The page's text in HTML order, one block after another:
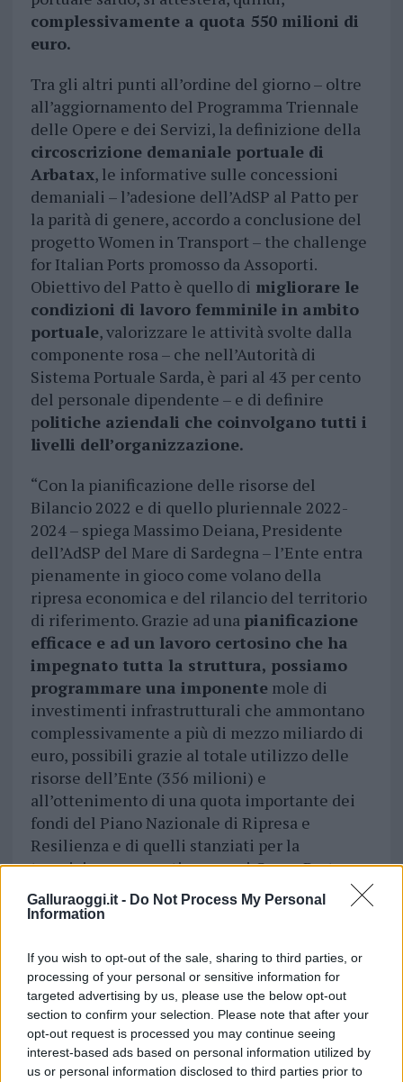
Galluraoggi.it - Do Not Process My Personal
Information
If you wish to opt-out of the sale, sharing to third parties, or
processing of your personal or sensitive information for
targeted advertising by us, please use the below opt-out
section to confirm your selection. Please note that after your
opt-out request is processed you may continue seeing
interest-based ads based on personal information utilized by
us or personal information disclosed to third parties prior to
complessivamente a quota 550 milioni di
euro.
Tra gli altri punti all’ordine del giorno – oltre
all’aggiornamento del Programma Triennale
delle Opere e dei Servizi, la definizione della
circoscrizione demaniale portuale di
Arbatax, le informative sulle concessioni
demaniali – l’adesione dell’AdSP al Patto per
la parità di genere, accordo a conclusione del
progetto Women in Transport – the challenge
for Italian Ports promosso da Assoporti.
Obiettivo del Patto è quello di migliorare le
condizioni di lavoro femminile in ambito
portuale, valorizzare le attività svolte dalla
componente rosa – che nell’Autorità di
Sistema Portuale Sarda, è pari al 43 per cento
del personale dipendente – e di definire
politiche aziendali che coinvolgano tutti i
livelli dell’organizzazione.
“Con la pianificazione delle risorse del
Bilancio 2022 e di quello pluriennale 2022-
2024 – spiega Massimo Deiana, Presidente
dell’AdSP del Mare di Sardegna – l’Ente entra
pienamente in gioco come volano della
ripresa economica e del rilancio del territorio
di riferimento. Grazie ad una pianificazione
efficace e ad un lavoro certosino che ha
impegnato tutta la struttura, possiamo
programmare una imponentemole di
investimenti infrastrutturali che ammontano
complessivamente a più di mezzo miliardo di
euro, possibili grazie al totale utilizzo delle
risorse dell’Ente (356 milioni) e
all’ottenimento di una quota importante dei
fondi del Piano Nazionale di Ripresa e
Resilienza e di quelli stanziati per la
transizione energetica verso i Green Ports
(oltre 195 milioni di euro). Ciò consentirà di
entrare finalmente nel vivo della non più
Vuoi rimuovere le pubblicità nazionali?
Puoi abbonarti asoli € 1,10 al mese
cliccandoqui